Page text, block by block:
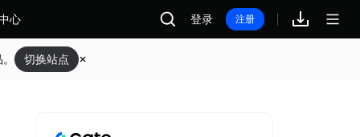
心 登录 注册
切换站点